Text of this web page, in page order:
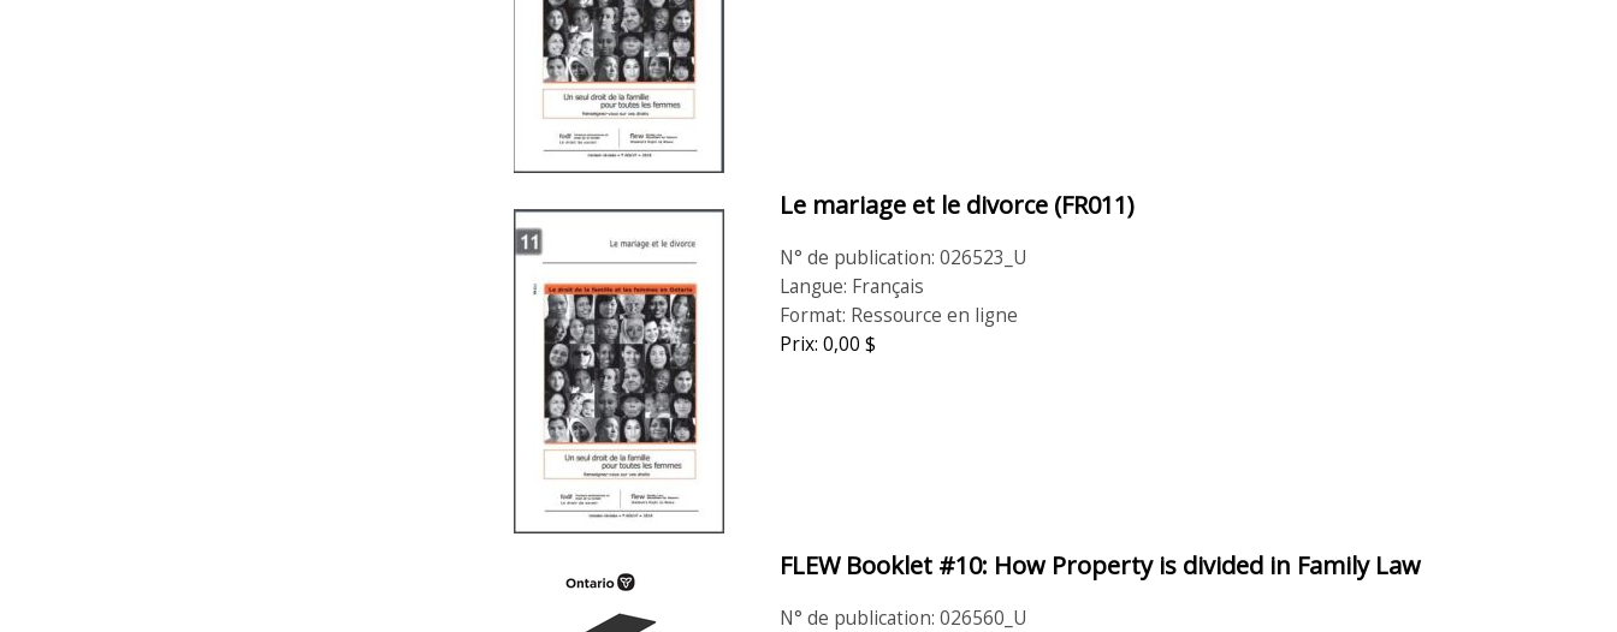
Le mariage et le divorce (FR011)
N° de publication: 026523_U
Langue: Français
Format: Ressource en ligne
Prix: 0,00 $
FLEW Booklet #10: How Property is divided in Family Law
N° de publication: 026560_U